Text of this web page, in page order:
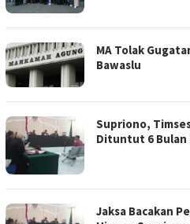
MA Tolak
Bawaslu
Supriono,
Dituntut 6 Bulan
Jaksa Bacakan